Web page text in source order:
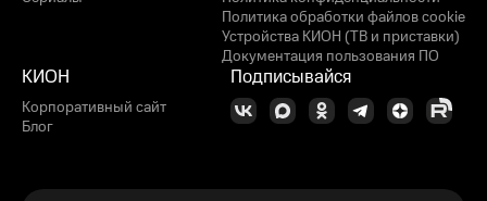
Политика обработки файлов cookie
Устройства КИОН (ТВ и приставки)
Документация пользования ПО
КИОН
Корпоративный сайт
Блог
Подписывайся